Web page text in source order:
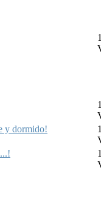
y dormido!